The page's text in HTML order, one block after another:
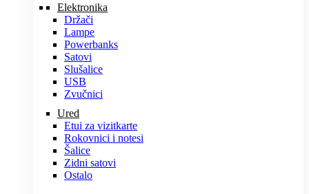
Elektronika
Držači
Lampe
Powerbanks
Satovi
Slušalice
USB
Zvučnici
Ured
Etui za vizitkarte
Rokovnici i notesi
Šalice
Zidni satovi
Ostalo